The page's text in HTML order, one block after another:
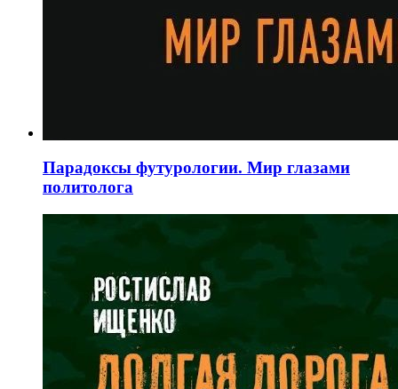
Парадоксы футурологии. Мир глазами
политолога